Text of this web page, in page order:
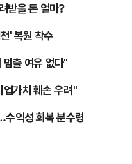
받을 돈 얼마?
' 복원 착수
출 여유 없다"
업가치 훼손 우려"
익성 회복 분수령